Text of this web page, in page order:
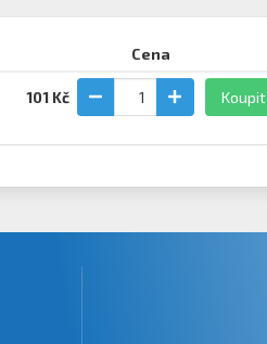
Cena
101 Kč Koupit